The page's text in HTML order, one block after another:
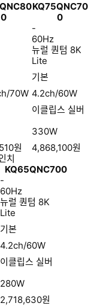
0
KQ75QNC70
0
-
60Hz
뉴럴 퀀텀 8K
Lite
기본
70W 4.2ch/60W
이클립스 실버
330W
원 4,868,100원
KQ65QNC700
-
60Hz
뉴럴 퀀텀 8K
Lite
기본
4.2ch/60W
이클립스 실버
280W
2,718,630원